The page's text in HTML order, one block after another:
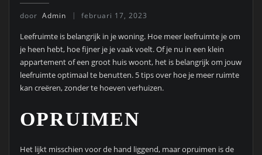
door Admin februari 17, 2023
Leefruimte is belangrijk in je woning. Hoe meer leefruimte je om
je heen hebt, hoe fijner je je vaak voelt. Of je nu in een klein
appartement of een groot huis woont, het is belangrijk om jouw
leefruimte optimaal te benutten. 5 tips over hoe je meer ruimte
kan creëren, zonder te hoeven verhuizen.
OPRUIMEN
Het lijkt misschien voor de hand liggend, maar opruimen is de